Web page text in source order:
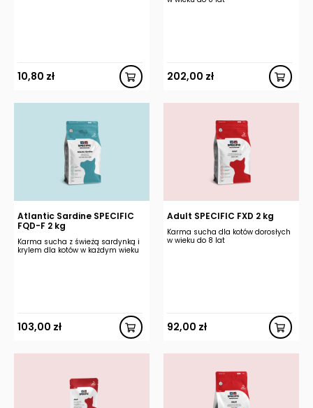
10,80 zł 202,00 zł
Atlantic Sardine SPECIFIC
FQD-F 2 kg
Karma sucha z świeżą sardynką i
krylem dla kotów w każdym wieku
103,00 zł
Adult SPECIFIC FXD 2 kg
Karma sucha dla kotów dorosłych
w wieku do 8 lat
92,00 zł